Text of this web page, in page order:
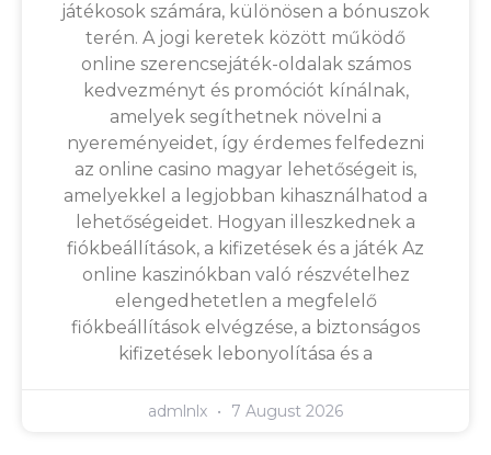
játékosok számára, különösen a bónuszok
terén. A jogi keretek között működő
online szerencsejáték-oldalak számos
kedvezményt és promóciót kínálnak,
amelyek segíthetnek növelni a
nyereményeidet, így érdemes felfedezni
az online casino magyar lehetőségeit is,
amelyekkel a legjobban kihasználhatod a
lehetőségeidet. Hogyan illeszkednek a
fiókbeállítások, a kifizetések és a játék Az
online kaszinókban való részvételhez
elengedhetetlen a megfelelő
fiókbeállítások elvégzése, a biztonságos
kifizetések lebonyolítása és a
admlnlx 7 August 2026